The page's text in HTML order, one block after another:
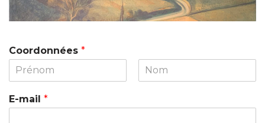
Coordonnées *
E-mail *